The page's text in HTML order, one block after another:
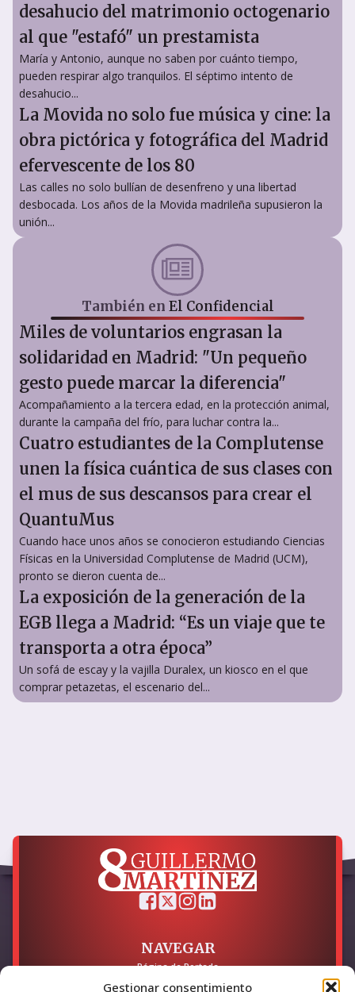
Gestionar consentimiento
desahucio del matrimonio octogenario
al que "estafó" un prestamista
María y Antonio, aunque no saben por cuánto tiempo,
pueden respirar algo tranquilos. El séptimo intento de
desahucio...
La Movida no solo fue música y cine: la
obra pictórica y fotográfica del Madrid
efervescente de los 80
Las calles no solo bullían de desenfreno y una libertad
desbocada. Los años de la Movida madrileña supusieron la
unión...
También en El Confidencial
Miles de voluntarios engrasan la
solidaridad en Madrid: "Un pequeño
gesto puede marcar la diferencia"
Acompañamiento a la tercera edad, en la protección animal,
durante la campaña del frío, para luchar contra la...
Cuatro estudiantes de la Complutense
unen la física cuántica de sus clases con
el mus de sus descansos para crear el
QuantuMus
Cuando hace unos años se conocieron estudiando Ciencias
Físicas en la Universidad Complutense de Madrid (UCM),
pronto se dieron cuenta de...
La exposición de la generación de la
EGB llega a Madrid: “Es un viaje que te
transporta a otra época”
Un sofá de escay y la vajilla Duralex, un kiosco en el que
comprar petazetas, el escenario del...
NAVEGAR
Página de Portada